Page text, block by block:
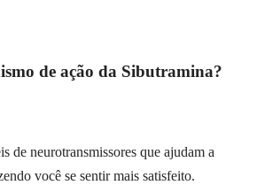
de ação da Sibutramina?
de neurotransmissores que ajudam a
você se sentir mais satisfeito.